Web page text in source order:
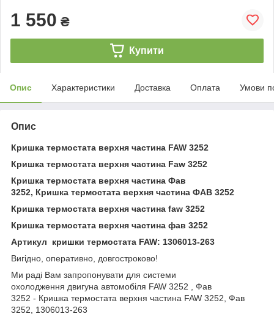
1 550 ₴
Купити
Опис Характеристики Доставка Оплата Умови
Опис
Кришка термостата верхня частина FAW 3252
Кришка термостата верхня частина Faw 3252
Кришка термостата верхня частина Фав
3252, Кришка термостата верхня частина ФАВ 3252
Кришка термостата верхня частина faw 3252
Кришка термостата верхня частина фав 3252
Артикул кришки термостата FAW: 1306013-263
Вигідно, оперативно, довгостроково!
Ми раді Вам запропонувати для системи
охолодження двигуна автомобіля FAW 3252 , Фав
3252 - Кришка термостата верхня частина FAW 3252, Фав
3252, 1306013-263